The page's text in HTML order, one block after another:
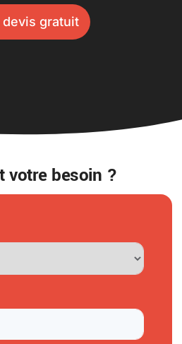
devis gratuit
votre besoin ?